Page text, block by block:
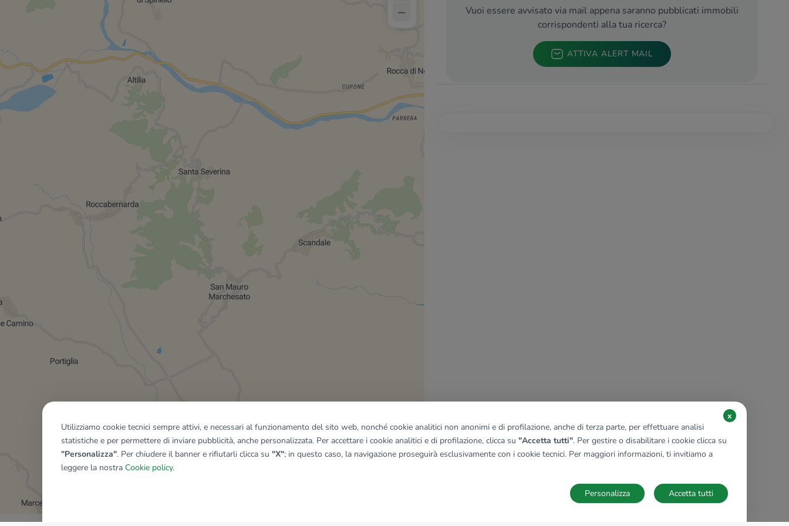
Vuoi essere avvisato via mail appena saranno pubblicati immobili
corrispondenti alla tua ricerca?
ATTIVA ALERT MAIL
–
Mostra tutti gli immobili del riquadro
Utilizziamo cookie tecnici sempre attivi, e necessari al funzionamento del sito web, nonché cookie analitici non anonimi e di profilazione, anche di terza parte, per effettuare analisi
statistiche e per permettere di inviare pubblicità, anche personalizzata. Per accettare i cookie analitici e di profilazione, clicca su "Accetta tutti". Per gestire o disabilitare i cookie clicca su
"Personalizza". Per chiudere il banner e rifiutarli clicca su "X"; in questo caso, la navigazione proseguirà esclusivamente con i cookie tecnici. Per maggiori informazioni, ti invitiamo a
leggere la nostra Cookie policy.
x
Accetta tutti
Personalizza